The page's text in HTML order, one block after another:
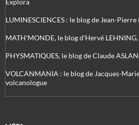
Explora
LUMINESCIENCES : le blog de Jean-
MATH'MONDE, le blog d'Hervé
PHYSMATIQUES, le blog de Claude
VOLCANMANIA : le blog de Jacques-
volcanologue